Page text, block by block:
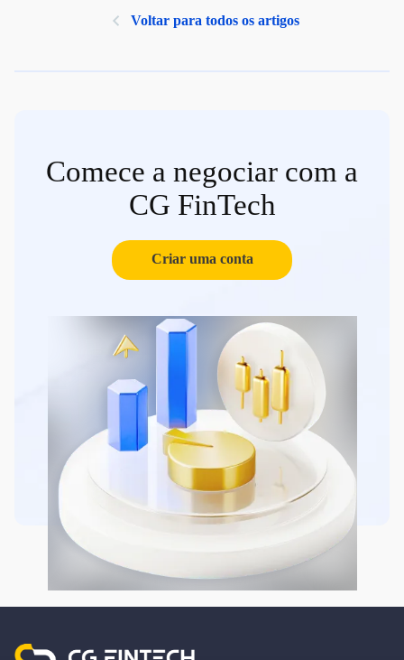
Voltar para todos os artigos
Comece a negociar com a
CG FinTech
Criar uma conta